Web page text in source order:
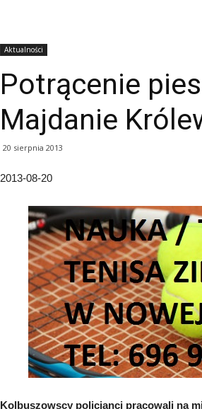
Aktualności
Potrącenie
Majdanie
20 sierpnia 2013
2013-08-20
Kolbuszowscy policjanci pracowali na